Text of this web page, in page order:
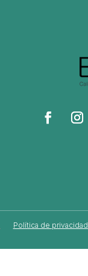
Política de privacidad